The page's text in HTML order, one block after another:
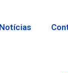
Notícias